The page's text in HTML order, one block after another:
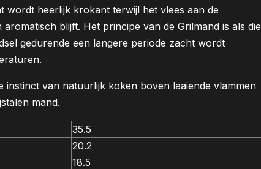
wordt heerlijk krokant terwijl het vlees aan de
blijft. Het principe van de Grilmand is als die
gedurende een langere periode zacht wordt
instinct van natuurlijk koken boven laaiende vlammen
mand.
35.5
20.2
18.5